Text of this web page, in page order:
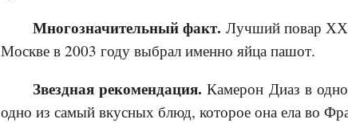
Многозначительный факт. Лучший повар ХХ
Москве в 2003 году выбрал именно яйца пашот.
Звездная рекомендация. Камерон Диаз в
одно из самый вкусных блюд, которое она ела во